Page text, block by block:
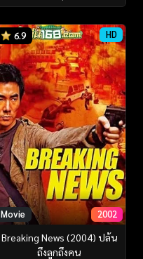
6.9 HD
Movie 2002
Breaking News (2004) ปล้น
ถึงลูกถึงคน